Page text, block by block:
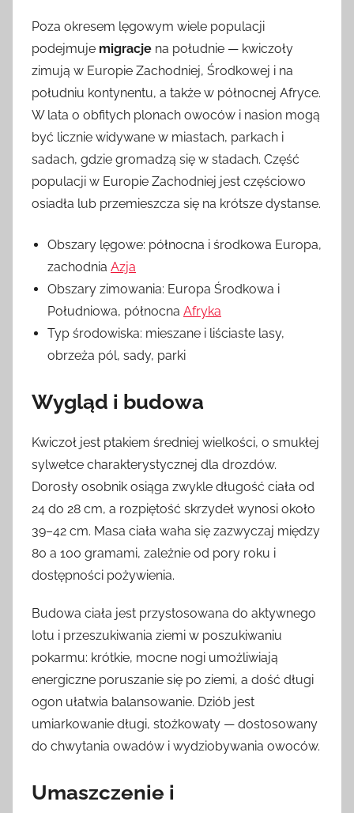
Poza okresem lęgowym wiele populacji
podejmuje migracje na południe — kwiczoły
zimują w Europie Zachodniej, Środkowej i na
południu kontynentu, a także w północnej Afryce.
W lata o obfitych plonach owoców i nasion mogą
być licznie widywane w miastach, parkach i
sadach, gdzie gromadzą się w stadach. Część
populacji w Europie Zachodniej jest częściowo
osiadła lub przemieszcza się na krótsze dystanse.
Obszary lęgowe: północna i środkowa Europa,
zachodnia Azja
Obszary zimowania: Europa Środkowa i
Południowa, północna Afryka
Typ środowiska: mieszane i liściaste lasy,
obrzeża pól, sady, parki
Wygląd i budowa
Kwiczoł jest ptakiem średniej wielkości, o smukłej
sylwetce charakterystycznej dla drozdów.
Dorosły osobnik osiąga zwykle długość ciała od
24 do 28 cm, a rozpiętość skrzydeł wynosi około
39–42 cm. Masa ciała waha się zazwyczaj między
80 a 100 gramami, zależnie od pory roku i
dostępności pożywienia.
Budowa ciała jest przystosowana do aktywnego
lotu i przeszukiwania ziemi w poszukiwaniu
pokarmu: krótkie, mocne nogi umożliwiają
energiczne poruszanie się po ziemi, a dość długi
ogon ułatwia balansowanie. Dziób jest
umiarkowanie długi, stożkowaty — dostosowany
do chwytania owadów i wydziobywania owoców.
Umaszczenie i